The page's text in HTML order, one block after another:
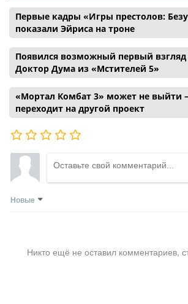
Первые кадры «Игры престолов:
показали Эйриса на троне
Появился возможный первый взгляд
Доктор Дума из «Мстителей 5»
«Мортал Комбат 3» может не выйти
переходит на другой проект
Новые
Никто ещё не оставил комментариев,